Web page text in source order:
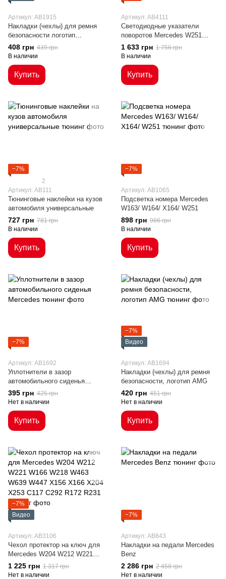
Артикул: AB1915
Накладки (чехлы) для ремня
безопасности логотип
Mercedes
408 грн 439 грн
В наличии
Купить
Артикул: AB4111
Светодиодные указатели
поворотов Mercedes W251
W164 X164
1 633 грн 1 756 грн
В наличии
Купить
−7%
2
Артикул: AB111
Тюнинговые наклейки на кузов
автомобиля универсальные
727 грн 781 грн
В наличии
Купить
−7%
Артикул: AB1065
Подсветка номера Mercedes
W163/ W164/ X164/ W251
898 грн 966 грн
В наличии
Купить
−7%
Артикул: AB1692
Уплотнители в зазор
автомобильного сиденья
Mercedes
395 грн 425 грн
Нет в наличии
Купить
−7%
Видео
Артикул: AB1694
Накладки (чехлы) для ремня
безопасности, логотип AMG
420 грн 451 грн
Нет в наличии
Купить
−7%
Видео
Артикул: AB3106
Чехол протектор на ключ для
Mercedes W204 W212 W221
W166 W218 W463 W639 W447
X156 X166 X204 X253 C117
1 225 грн 1 317 грн
Нет в наличии
−7%
Артикул: AB843
Накладки на педали Mercedes
Benz
2 286 грн 2 458 грн
Нет в наличии